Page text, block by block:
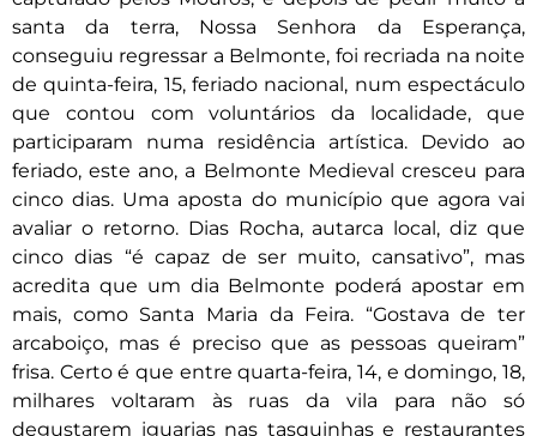
santa da terra, Nossa Senhora da Esperança,
conseguiu regressar a Belmonte, foi recriada na noite
de quinta-feira, 15, feriado nacional, num espectáculo
que contou com voluntários da localidade, que
participaram numa residência artística. Devido ao
feriado, este ano, a Belmonte Medieval cresceu para
cinco dias. Uma aposta do município que agora vai
avaliar o retorno. Dias Rocha, autarca local, diz que
cinco dias “é capaz de ser muito, cansativo”, mas
acredita que um dia Belmonte poderá apostar em
mais, como Santa Maria da Feira. “Gostava de ter
arcaboiço, mas é preciso que as pessoas queiram”
frisa. Certo é que entre quarta-feira, 14, e domingo, 18,
milhares voltaram às ruas da vila para não só
degustarem iguarias nas tasquinhas e restaurantes